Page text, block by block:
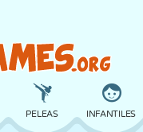
PELEAS INFANTILES